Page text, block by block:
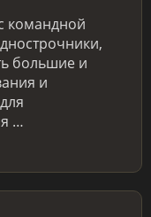
командной
большие и
и
…